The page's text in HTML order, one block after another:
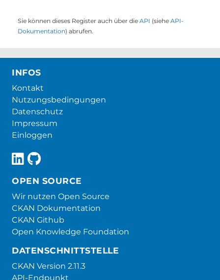
Sie können dieses Register auch über die API (siehe API-
Dokumentation) abrufen.
INFOS
Kontakt
Nutzungsbedingungen
Datenschutz
Impressum
Einloggen
OPEN SOURCE
Wir nutzen Open Source
CKAN Dokumentation
CKAN Github
Open Knowledge Foundation
DATENSCHNITTSTELLE
CKAN Version 2.11.3
API-Endpunkt